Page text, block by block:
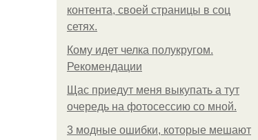
контента, своей страницы в соц
сетях.
Кому идет челка полукругом.
Рекомендации
Щас приедут меня выкупать а тут
очередь на фотосессию со мной.
3 модные ошибки, которые мешают